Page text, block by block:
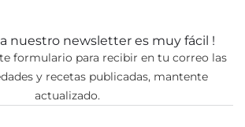
a nuestro newsletter es muy fácil !
formulario para recibir en tu correo las
y recetas publicadas, mantente
actualizado.